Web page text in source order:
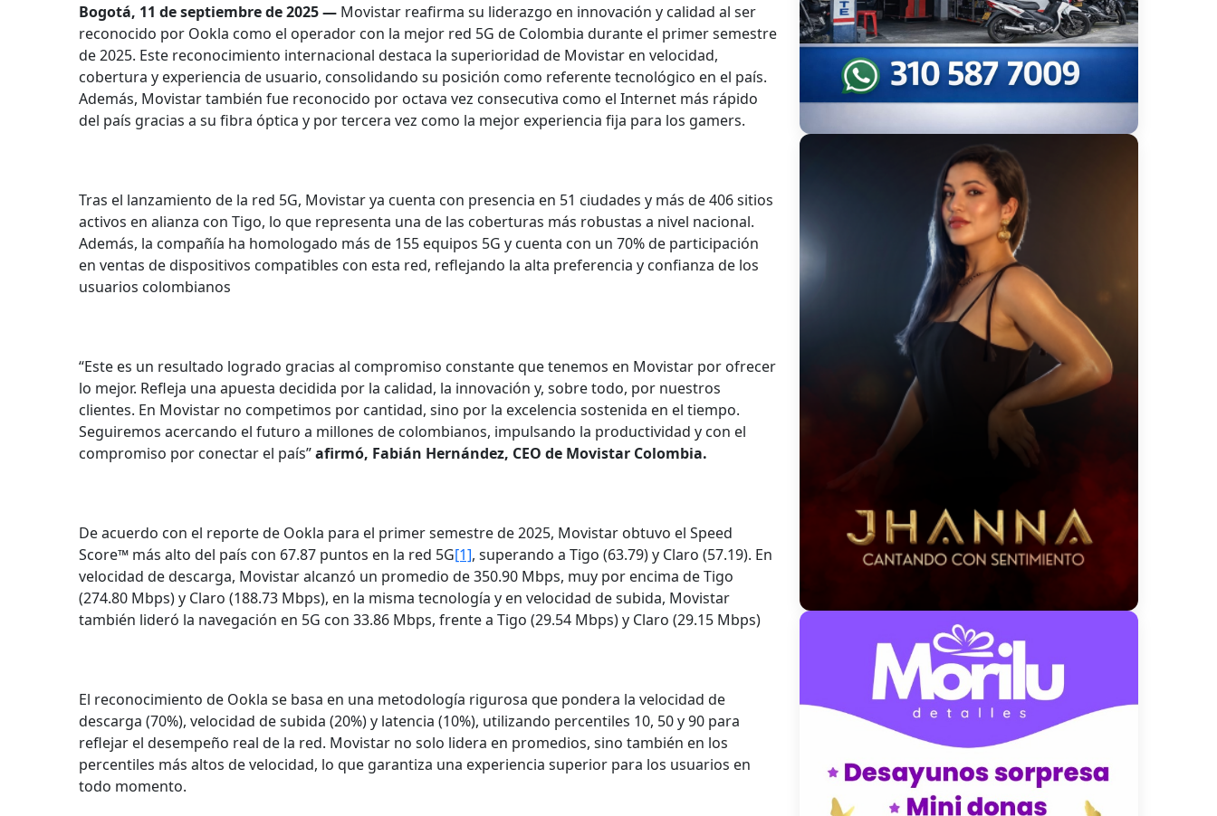
Bogotá, 11 de septiembre de 2025 — Movistar reafirma su liderazgo en innovación y calidad al ser
reconocido por Ookla como el operador con la mejor red 5G de Colombia durante el primer semestre
de 2025. Este reconocimiento internacional destaca la superioridad de Movistar en velocidad,
cobertura y experiencia de usuario, consolidando su posición como referente tecnológico en el país.
Además, Movistar también fue reconocido por octava vez consecutiva como el Internet más rápido
del país gracias a su fibra óptica y por tercera vez como la mejor experiencia fija para los gamers.
Tras el lanzamiento de la red 5G, Movistar ya cuenta con presencia en 51 ciudades y más de 406 sitios
activos en alianza con Tigo, lo que representa una de las coberturas más robustas a nivel nacional.
Además, la compañía ha homologado más de 155 equipos 5G y cuenta con un 70% de participación
en ventas de dispositivos compatibles con esta red, reflejando la alta preferencia y confianza de los
usuarios colombianos
“Este es un resultado logrado gracias al compromiso constante que tenemos en Movistar por ofrecer
lo mejor. Refleja una apuesta decidida por la calidad, la innovación y, sobre todo, por nuestros
clientes. En Movistar no competimos por cantidad, sino por la excelencia sostenida en el tiempo.
Seguiremos acercando el futuro a millones de colombianos, impulsando la productividad y con el
compromiso por conectar el país”afirmó, Fabián Hernández, CEO de Movistar Colombia.
De acuerdo con el reporte de Ookla para el primer semestre de 2025, Movistar obtuvo el Speed
Score™ más alto del país con 67.87 puntos en la red 5G[1], superando a Tigo (63.79) y Claro (57.19). En
velocidad de descarga, Movistar alcanzó un promedio de 350.90 Mbps, muy por encima de Tigo
(274.80 Mbps) y Claro (188.73 Mbps), en la misma tecnología y en velocidad de subida, Movistar
también lideró la navegación en 5G con 33.86 Mbps, frente a Tigo (29.54 Mbps) y Claro (29.15 Mbps)
El reconocimiento de Ookla se basa en una metodología rigurosa que pondera la velocidad de
descarga (70%), velocidad de subida (20%) y latencia (10%), utilizando percentiles 10, 50 y 90 para
reflejar el desempeño real de la red. Movistar no solo lidera en promedios, sino también en los
percentiles más altos de velocidad, lo que garantiza una experiencia superior para los usuarios en
todo momento.